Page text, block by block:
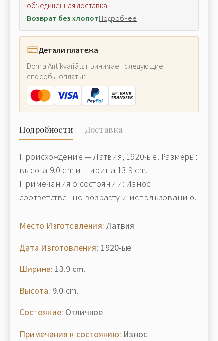
объединённая доставка.
Возврат без хлопотПодробнее
Детали платежа
Doma Antikvariāts принимает следующие
способы оплаты:
Подробности Доставка
Происхождение — Латвия, 1920-ые. Размеры:
высота 9.0 cm и ширина 13.9 cm.
Примечания о состоянии: Износ
соответственно возрасту и использованию.
Место Изготовления: Латвия
Дата Изготовления: 1920-ые
Ширина: 13.9 cm.
Высота: 9.0 cm.
Состояние: Отличное
Примечания к состоянию: Износ